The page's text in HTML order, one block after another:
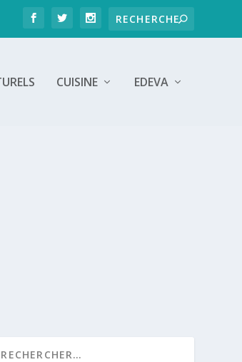
CUISINE EDEVA